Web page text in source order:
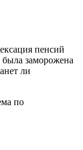
пенсий
заморожена
ли